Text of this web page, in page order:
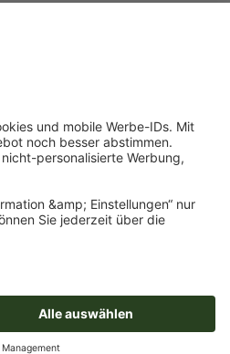
bedruckte Aufkleber,
x 30,1 cm
oder in Kurven konvertiert